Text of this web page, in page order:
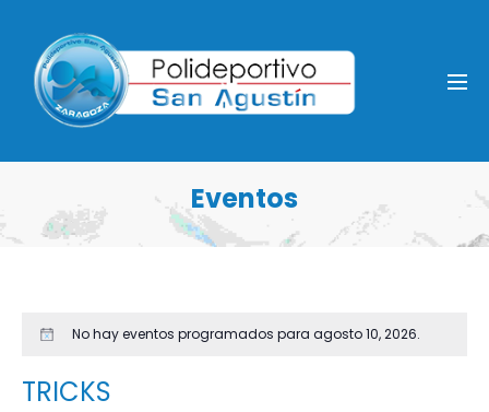
Eventos
Aviso No hay eventos programados para agosto 10, 2026.
TRICKS